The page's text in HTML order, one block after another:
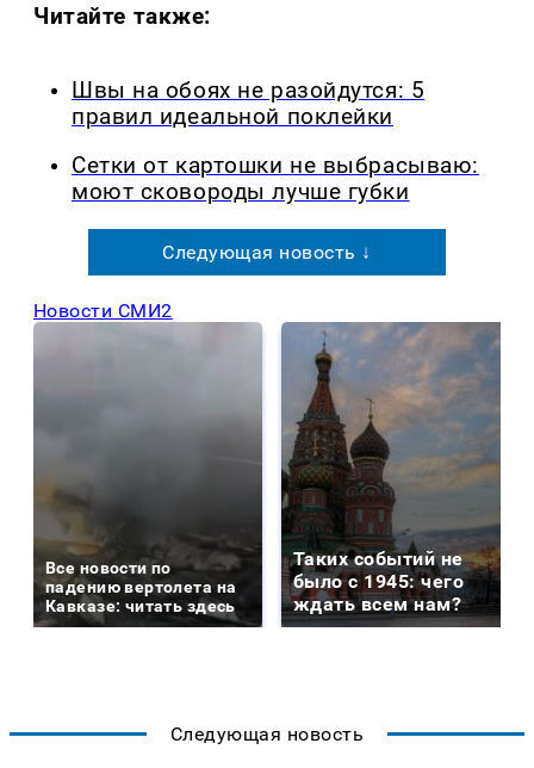
Читайте также:
Швы на обоях не разойдутся: 5
правил идеальной поклейки
Сетки от картошки не выбрасываю:
моют сковороды лучше губки
Следующая новость ↓
Новости СМИ2
Все новости по
падению вертолета на
Кавказе: читать здесь
Таких событий не
было с 1945: чего
ждать всем нам?
Следующая новость